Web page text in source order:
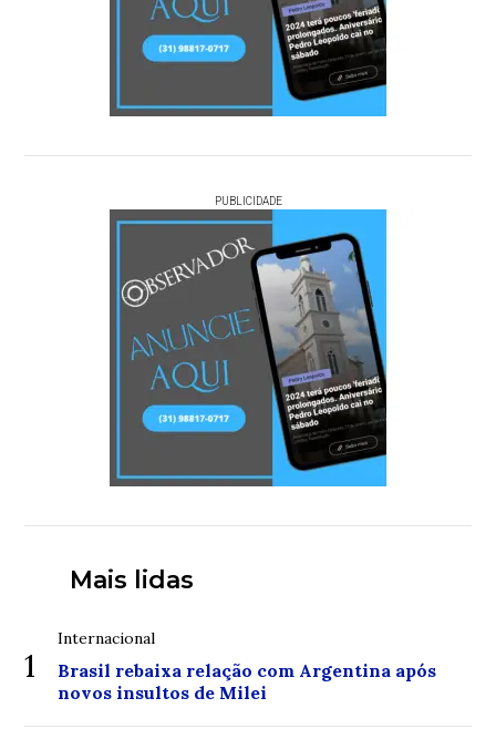
PUBLICIDADE
Mais lidas
1
Internacional
Brasil rebaixa relação com Argentina após
novos insultos de Milei